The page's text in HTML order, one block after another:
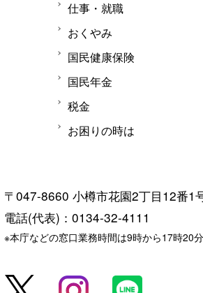
仕事・就職
おくやみ
国民健康保険
国民年金
税金
お困りの時は
〒047-8660 小樽市花園2丁目12番1
電話(代表)：0134-32-4111
※本庁などの窓口業務時間は9時から17時20